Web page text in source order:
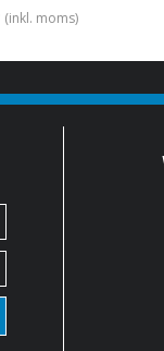
(inkl. moms)